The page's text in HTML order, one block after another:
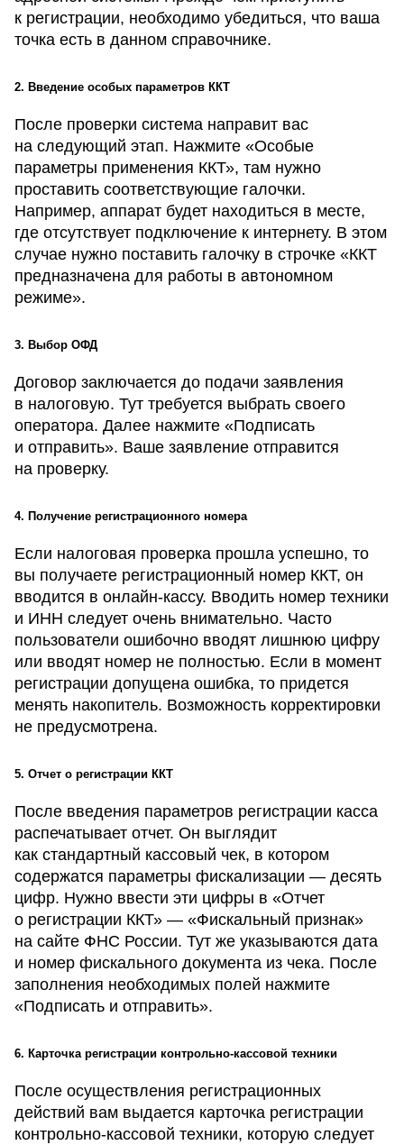
к регистрации, необходимо убедиться, что ваша
точка есть в данном справочнике.
2. Введение особых параметров ККТ
После проверки система направит вас
на следующий этап. Нажмите «Особые
параметры применения ККТ», там нужно
проставить соответствующие галочки.
Например, аппарат будет находиться в месте,
где отсутствует подключение к интернету. В этом
случае нужно поставить галочку в строчке «ККТ
предназначена для работы в автономном
режиме».
3. Выбор ОФД
Договор заключается до подачи заявления
в налоговую. Тут требуется выбрать своего
оператора. Далее нажмите «Подписать
и отправить». Ваше заявление отправится
на проверку.
4. Получение регистрационного номера
Если налоговая проверка прошла успешно, то
вы получаете регистрационный номер ККТ, он
вводится в онлайн-кассу. Вводить номер техники
и ИНН следует очень внимательно. Часто
пользователи ошибочно вводят лишнюю цифру
или вводят номер не полностью. Если в момент
регистрации допущена ошибка, то придется
менять накопитель. Возможность корректировки
не предусмотрена.
5. Отчет о регистрации ККТ
После введения параметров регистрации касса
распечатывает отчет. Он выглядит
как стандартный кассовый чек, в котором
содержатся параметры фискализации — десять
цифр. Нужно ввести эти цифры в «Отчет
о регистрации ККТ» — «Фискальный признак»
на сайте ФНС России. Тут же указываются дата
и номер фискального документа из чека. После
заполнения необходимых полей нажмите
«Подписать и отправить».
6. Карточка регистрации контрольно-кассовой техники
После осуществления регистрационных
действий вам выдается карточка регистрации
контрольно-кассовой техники, которую следует